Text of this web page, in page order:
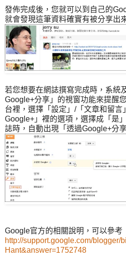
發佈完成後，您就可以到自己的
就會發現這筆資料確實有被分享出
若您想要在網誌撰寫完成時，系統
Google+分享」的視窗功能來提醒
台裡，選擇「設定」/「文章和留言
Google+」裡的選項，選擇成「是
誌時，自動出現「透過Google+分
Google官方的相關說明，可以參考
http://support.google.com/blogger/
Hant&answer=1752748